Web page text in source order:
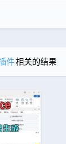
件相关的结果